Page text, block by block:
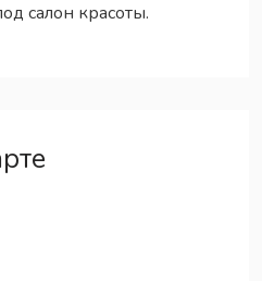
салон красоты.